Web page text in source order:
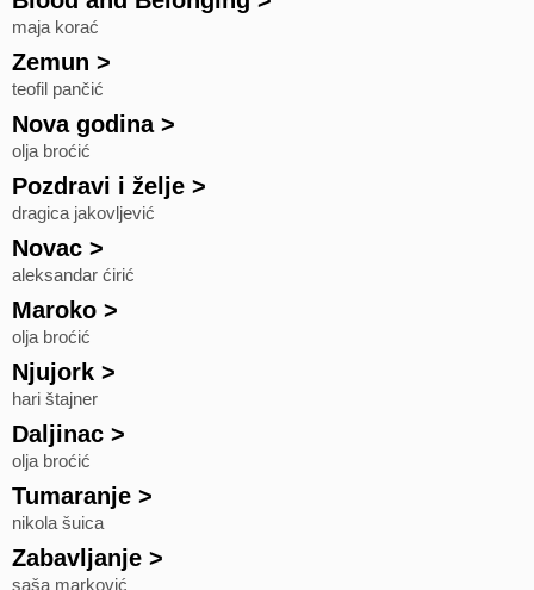
maja korać
Zemun >
teofil pančić
Nova godina>
olja broćić
Pozdravi i želje >
dragica jakovljević
Novac >
aleksandar ćirić
Maroko >
olja broćić
Njujork >
hari štajner
Daljinac >
olja broćić
Tumaranje >
nikola šuica
Zabavljanje >
saša marković